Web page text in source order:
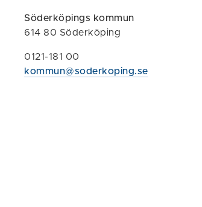
Söderköpings kommun
614 80 Söderköping
0121-181 00
kommun@soderkoping.se